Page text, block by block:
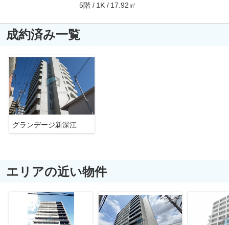
5階 1K 17.92㎡
成約済み一覧
グランデージ新深江
エリアの近い物件